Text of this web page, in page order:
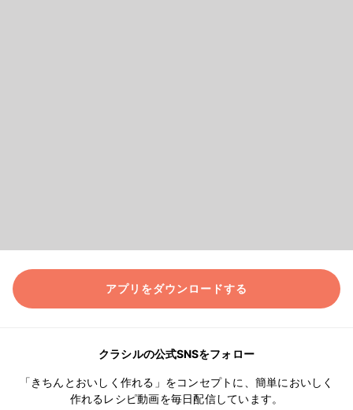
アプリをダウンロードする
クラシルの公式SNSをフォロー
「きちんとおいしく作れる」をコンセプトに、簡単においしく
作れるレシピ動画を毎日配信しています。